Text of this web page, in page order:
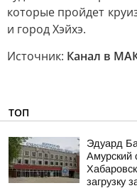
которые пройдет
и город Хэйхэ.
Источник: Канал в
ТОП
Эдуард
Амурский
загрузку